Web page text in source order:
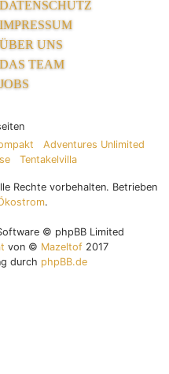
DATENSCHUTZ
IMPRESSUM
ÜBER UNS
DAS TEAM
JOBS
Adventures Unlimited
Tentakelvilla
Rechte vorbehalten. Betrieben
.
© phpBB Limited
von © Mazeltof2017
durch phpBB.de